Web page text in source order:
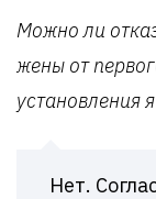
Можно ли
жены от
установления
Нет.